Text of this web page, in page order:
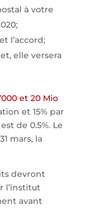
à votre
l’accord;
elle versera
et 20 Mio
et 15% par
de 0.5%. Le
mars, la
devront
l’institut
avant